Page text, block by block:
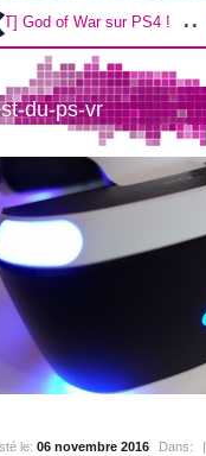
War sur PS4 ! .. [TEST]
du-ps-vr
le: 06 novembre 2016 Dans: